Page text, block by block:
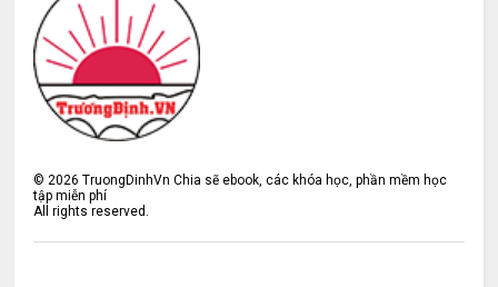
©2026 TruongDinhVn Chia sẽ ebook, các khóa học, phần mềm học
tập miễn phí
All rights reserved.